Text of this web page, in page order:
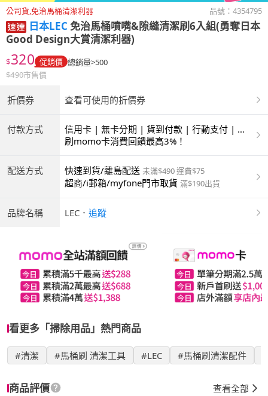
公司貨,免治馬桶清潔利器 品號： 4354795
日本LEC 免治馬桶噴嘴&隙縫清潔刷6入組(勇奪日本
Good Design大賞清潔利器)
$320 促銷價 總銷量>500
$490市售價
折價券 查看可使用的折價券
付款方式
信用卡 | 無卡分期 | 貨到付款 | 行動支付 | 超
商付款 | ATM | 銀聯卡
刷momo卡消費回饋最高3%！
配送方式 快速到貨/離島配送 未滿$490 運費$75
超商/i郵箱/myfone門市取貨 滿$190出貨
品牌名稱 LEC ． 追蹤
看更多「掃除用品」熱門商品
#清潔 #馬桶刷 清潔工具 #LEC #馬桶刷清潔配件
商品評價 查看全部